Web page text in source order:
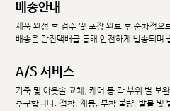
배송안내
제품 완성 후 검수 및 포장 완료 후 순차적으
배송은 한진택배를 통해 안전하게 발송되며
A/S 서비스
가죽 및 아웃솔 교체, 케어 등 각 부위 별 보
추구합니다. 접착, 재봉, 부착 불량, 발볼 및